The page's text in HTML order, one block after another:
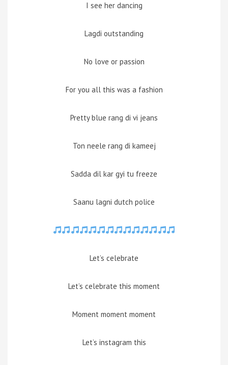
I see her dancing
Lagdi outstanding
No love or passion
For you all this was a fashion
Pretty blue rang di vi jeans
Ton neele rang di kameej
Sadda dil kar gyi tu freeze
Saanu lagni dutch police
Let’s celebrate
Let’s celebrate this moment
Moment moment moment
Let’s instagram this